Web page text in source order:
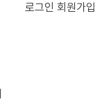
로그인 회원가입